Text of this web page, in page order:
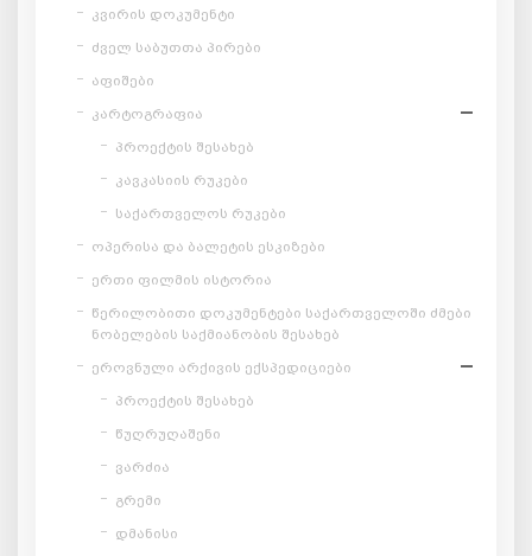
კვირის დოკუმენტი
ძველ საბუთთა პირები
აფიშები
კარტოგრაფია
პროექტის შესახებ
კავკასიის რუკები
საქართველოს რუკები
ოპერისა და ბალეტის ესკიზები
ერთი ფილმის ისტორია
წერილობითი დოკუმენტები საქართველოში ძმები
ნობელების საქმიანობის შესახებ
ეროვნული არქივის ექსპედიციები
პროექტის შესახებ
წუღრუღაშენი
ვარძია
გრემი
დმანისი